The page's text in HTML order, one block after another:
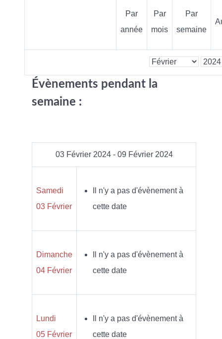
Par
année
Par
mois
Par
semaine
Évènements pendant la
semaine :
03 Février 2024 - 09 Février 2024
Samedi
03 Février
Il n'y a pas d'évènement à
cette date
Dimanche
04 Février
Il n'y a pas d'évènement à
cette date
Lundi
05 Février
Il n'y a pas d'évènement à
cette date